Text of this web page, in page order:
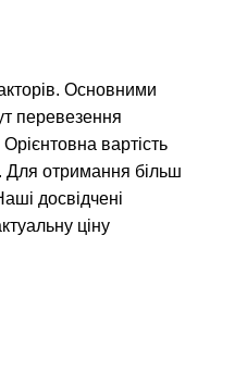
Основними
перевезення
вартість
Для отримання більш
досвідчені
ціну